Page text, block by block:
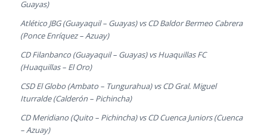
Guayas)
Atlético JBG (Guayaquil – Guayas) vs CD Baldor Bermeo Cabrera
(Ponce Enríquez – Azuay)
CD Filanbanco (Guayaquil – Guayas) vs Huaquillas FC
(Huaquillas – El Oro)
CSD El Globo (Ambato – Tungurahua) vs CD Gral. Miguel
Iturralde (Calderón – Pichincha)
CD Meridiano (Quito – Pichincha) vs CD Cuenca Juniors (Cuenca
– Azuay)